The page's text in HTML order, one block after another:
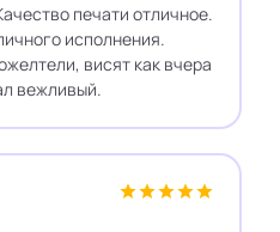
печати отличное.
исполнения.
висят как вчера
вежливый.